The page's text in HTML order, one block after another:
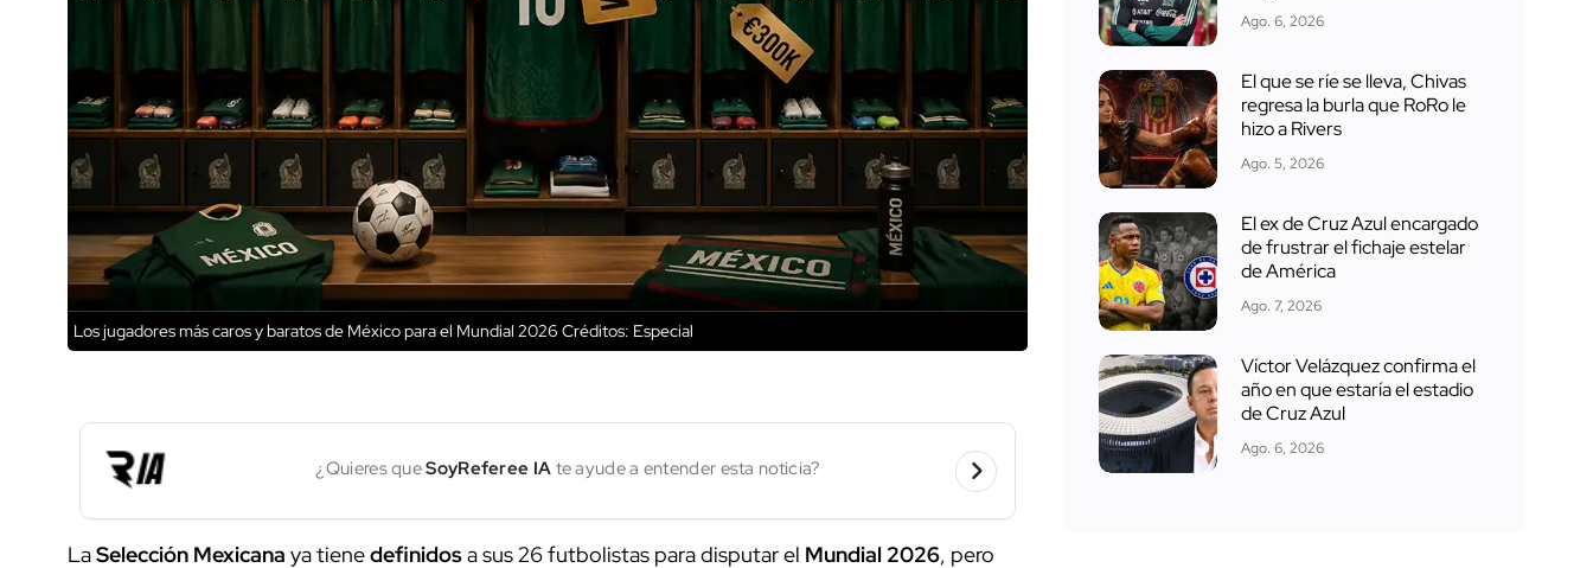
Los jugadores más caros y baratos de México para el Mundial 2026 Créditos: Especial
¿Quieres queSoyReferee IA te ayude a entender esta noticia?
LaSelección Mexicana ya tienedefinidosa sus 26 futbolistas para disputar el Mundial 2026, pero
Ago. 6, 2026
El que se ríe se lleva, Chivas
regresa la burla que RoRo le
hizo a Rivers
Ago. 5, 2026
El ex de Cruz Azul encargado
de frustrar el fichaje estelar
de América
Ago. 7, 2026
Víctor Velázquez confirma el
año en que estaría el estadio
de Cruz Azul
Ago. 6, 2026